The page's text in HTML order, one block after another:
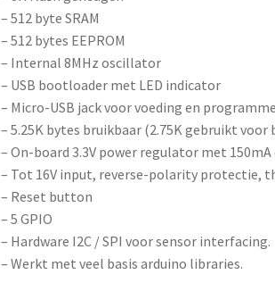
– 512 byte SRAM
– 512 bytes EEPROM
– Internal 8MHz oscillator
– USB bootloader met LED indicator
– Micro-USB jack voor voeding en
– 5.25K bytes bruikbaar (2.75K gebruikt
– On-board 3.3V power regulator met
– Tot 16V input, reverse-polarity protectie,
– Reset button
– 5 GPIO
– Hardware I2C / SPI voor sensor interfacing.
– Werkt met veel basis arduino libraries.